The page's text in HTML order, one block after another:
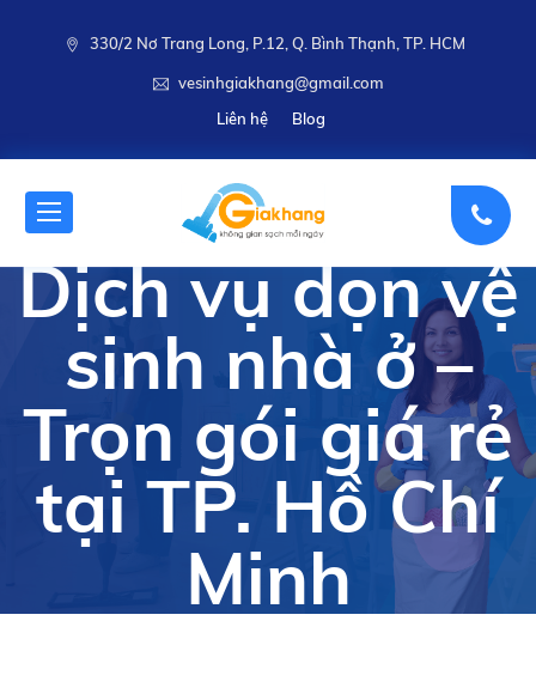
330/2 Nơ Trang Long, P.12, Q. Bình Thạnh, TP. HCM
vesinhgiakhang@gmail.com
Liên hệ
Blog
Dịch vụ dọn vệ
sinh nhà ở –
Trọn gói giá rẻ
tại TP. Hồ Chí
Minh